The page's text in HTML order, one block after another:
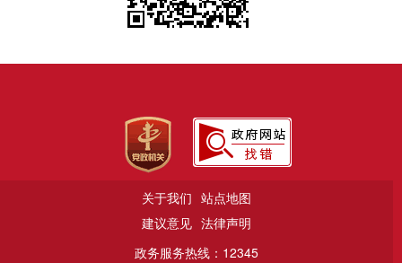
关于我们 站点地图
建议意见 法律声明
政务服务热线：12345